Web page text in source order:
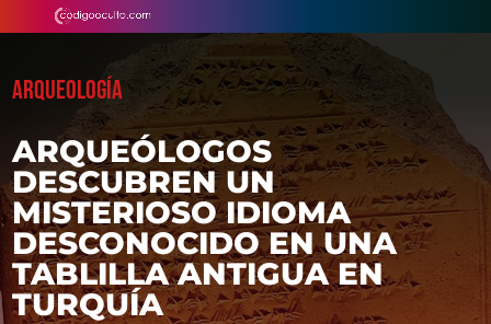
ARQUEOLOGÍA
ARQUEÓLOGOS
DESCUBREN UN
MISTERIOSO IDIOMA
DESCONOCIDO EN UNA
TABLILLA ANTIGUA EN
TURQUÍA